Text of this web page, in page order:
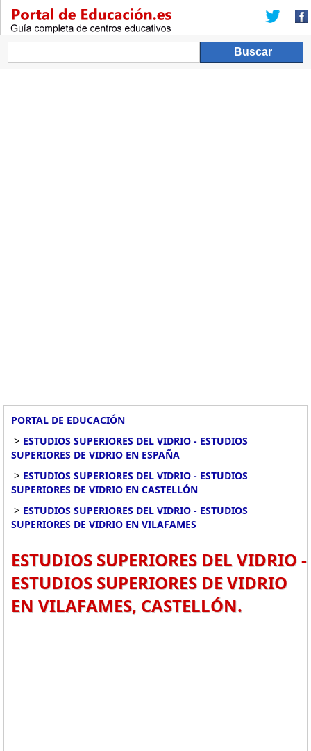
PORTAL DE EDUCACIÓN
> ESTUDIOS SUPERIORES DEL VIDRIO - ESTUDIOS
SUPERIORES DE VIDRIO EN ESPAÑA
> ESTUDIOS SUPERIORES DEL VIDRIO - ESTUDIOS
SUPERIORES DE VIDRIO EN CASTELLÓN
> ESTUDIOS SUPERIORES DEL VIDRIO - ESTUDIOS
SUPERIORES DE VIDRIO EN VILAFAMES
ESTUDIOS SUPERIORES DEL VIDRIO -
ESTUDIOS SUPERIORES DE VIDRIO
EN VILAFAMES, CASTELLÓN.